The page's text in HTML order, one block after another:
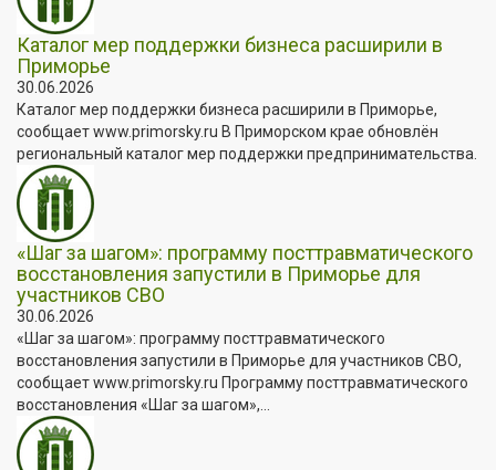
Каталог мер поддержки бизнеса расширили в
Приморье
30.06.2026
Каталог мер поддержки бизнеса расширили в Приморье,
сообщает www.primorsky.ru В Приморском крае обновлён
региональный каталог мер поддержки предпринимательства.
«Шаг за шагом»: программу посттравматического
восстановления запустили в Приморье для
участников СВО
30.06.2026
«Шаг за шагом»: программу посттравматического
восстановления запустили в Приморье для участников СВО,
сообщает www.primorsky.ru Программу посттравматического
восстановления «Шаг за шагом»,...